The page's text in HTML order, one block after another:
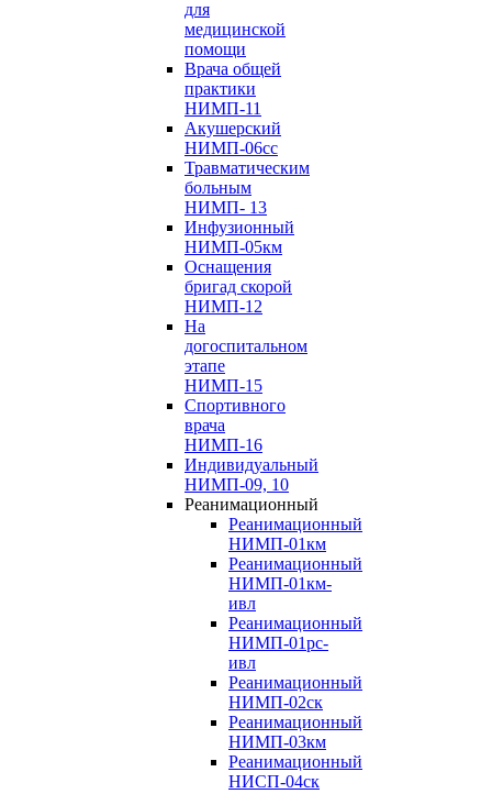
для
медицинской
помощи
Врача общей
практики
НИМП-11
Акушерский
НИМП-06сс
Травматическим
больным
НИМП- 13
Инфузионный
НИМП-05км
Оснащения
бригад скорой
НИМП-12
На
догоспитальном
этапе
НИМП-15
Спортивного
врача
НИМП-16
Индивидуальный
НИМП-09, 10
Реанимационный
Реанимационный
НИМП-01км
Реанимационный
НИМП-01км-
ивл
Реанимационный
НИМП-01рс-
ивл
Реанимационный
НИМП-02ск
Реанимационный
НИМП-03км
Реанимационный
НИСП-04ск